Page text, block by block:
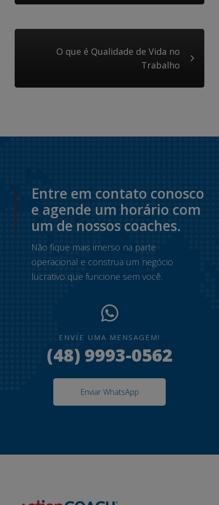
O que é Qualidade de Vida no
Trabalho
Entre em contato conosco
e agende um horário com
um de nossos coaches.
Não fique mais imerso na parte
operacional e construa um negócio
lucrativo que funcione sem você.
ENVIE UMA MENSAGEM!
(48) 9993-0562
Enviar WhatsApp